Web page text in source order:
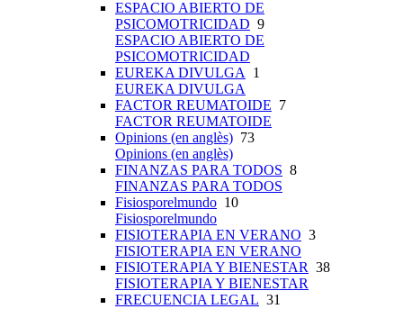
ESPACIO ABIERTO DE
PSICOMOTRICIDAD 9
ESPACIO ABIERTO DE
PSICOMOTRICIDAD
EUREKA DIVULGA 1
EUREKA DIVULGA
FACTOR REUMATOIDE 7
FACTOR REUMATOIDE
Opinions (en anglès) 73
Opinions (en anglès)
FINANZAS PARA TODOS 8
FINANZAS PARA TODOS
Fisiosporelmundo 10
Fisiosporelmundo
FISIOTERAPIA EN VERANO 3
FISIOTERAPIA EN VERANO
FISIOTERAPIA Y BIENESTAR 38
FISIOTERAPIA Y BIENESTAR
FRECUENCIA LEGAL 31